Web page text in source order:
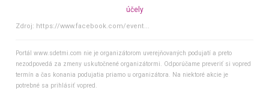
účely
Zdroj: https://www.facebook.com/event...
Portál www.sdetmi.com nie je organizátorom uverejňovaných podujatí a preto
nezodpovedá za zmeny uskutočnené organizátormi. Odporúčame preveriť si vopred
termín a čas konania podujatia priamo u organizátora. Na niektoré akcie je
potrebné sa prihlásiť vopred.